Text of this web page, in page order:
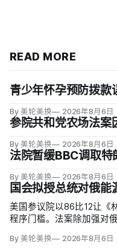
READ MORE
青少年怀孕预防拨款
By 美轮美换 2026年8月6日
参院共和党农场法案
By 美轮美换 2026年8月6日
法院暂缓BBC调取特
By 美轮美换 2026年8月6日
国会拟授总统对俄
美国参议院以86比12让《
程序门槛。法案除加强对
把俄罗斯原油或天然气五
By 美轮美换 2026年8月6日